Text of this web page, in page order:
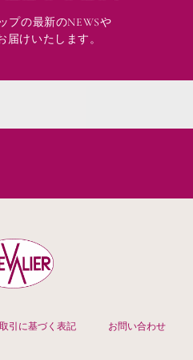
プの最新のNEWSや
届けいたします。
引に基づく表記 お問い合わせ